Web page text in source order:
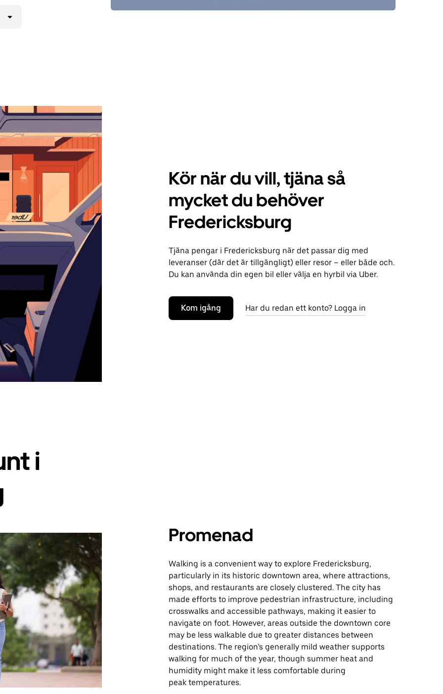
Kör när du vill, tjäna så
mycket du behöver
Fredericksburg
Tjäna pengar i Fredericksburg när det passar dig med
leveranser (där det är tillgängligt) eller resor – eller både och.
Du kan använda din egen bil eller välja en hyrbil via Uber.
Kom igång Har du redan ett konto? Logga in
i
Promenad
Walking is a convenient way to explore Fredericksburg,
particularly in its historic downtown area, where attractions,
shops, and restaurants are closely clustered. The city has
made efforts to improve pedestrian infrastructure, including
crosswalks and accessible pathways, making it easier to
navigate on foot. However, areas outside the downtown core
may be less walkable due to greater distances between
destinations. The region’s generally mild weather supports
walking for much of the year, though summer heat and
humidity might make it less comfortable during
peak temperatures.